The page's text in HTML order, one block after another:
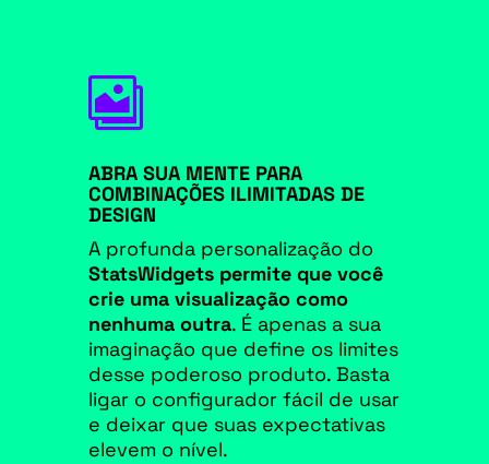

ABRA SUA MENTE PARA
COMBINAÇÕES ILIMITADAS DE
DESIGN
A profunda personalização do
StatsWidgets permite que você
crie uma visualização como
nenhuma outra. É apenas a sua
imaginação que define os limites
desse poderoso produto. Basta
ligar o configurador fácil de usar
e deixar que suas expectativas
elevem o nível.